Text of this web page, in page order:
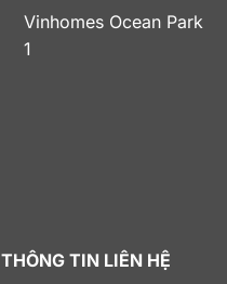
Vinhomes Ocean Park
1
THÔNG TIN LIÊN HỆ